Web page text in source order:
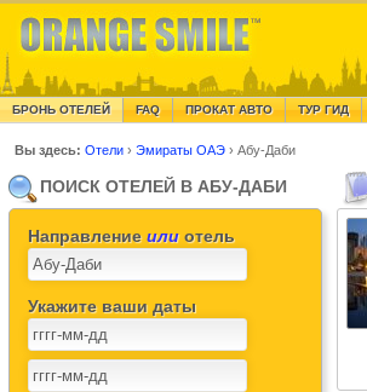
БРОНЬ ОТЕЛЕЙ FAQ ПРОКАТ АВТО ТУР ГИД
Вы здесь: Отели›Эмираты ОАЭ›Абу-Даби
ПОИСК ОТЕЛЕЙ В АБУ-ДАБИ
Направлениеилиотель
Укажите ваши даты